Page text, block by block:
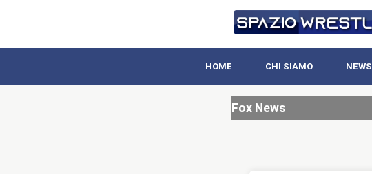
HOME CHI SIAMO NEWS
Fox News